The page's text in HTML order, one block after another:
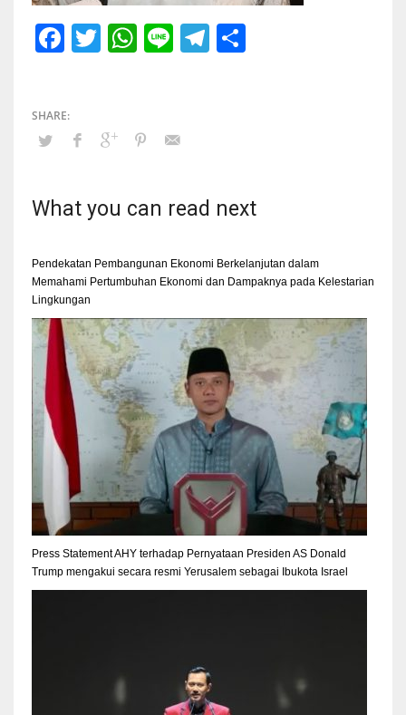
Facebook
Twitter
WhatsApp
LineTelegram
What you can read next
Pendekatan Pembangunan Ekonomi Berkelanjutan dalam
Memahami Pertumbuhan Ekonomi dan Dampaknya pada Kelestarian
Lingkungan
Press Statement AHY terhadap Pernyataan Presiden AS Donald
Trump mengakui secara resmi Yerusalem sebagai Ibukota Israel